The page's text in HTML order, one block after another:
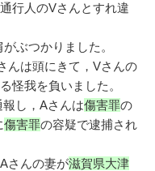
行人のVさんとすれ違
ぶつかりました。
んは頭にきて，Vさんの
怪我を負いました。
し，Aさんは傷害罪の
傷害罪の容疑で逮捕され
さんの妻が滋賀県大津